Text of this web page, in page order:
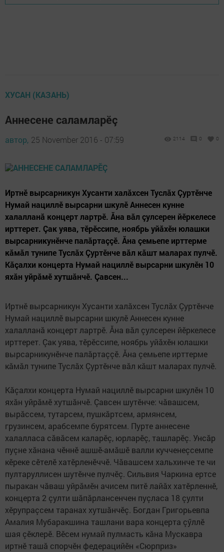
ХУСАН (КАЗАНЬ)
Аннесене саламларӗç
автор, 25 November 2016 - 07:59 2114 0 0
Иртнӗ вырсарникун Хусанти халăхсен Туслăх Çуртӗнче
Нумай нациллӗ вырсарни шкулӗ Аннесен кунне
халалланă концерт лартрӗ. Ăна вăл çулсерен йӗркелесе
ирттерет. Çак уява, тӗрӗссипе, ноябрь уйăхӗн юлашки
вырсарникунӗнче палăртаççӗ. Ăна çемьепе ирттерме
кăмăл тунипе Туслăх Çуртӗнче вăл кăшт маларах пулчӗ.
Кăçалхи концерта Нумай нациллӗ вырсарни шкулӗн 10
яхăн уйрăмӗ хутшăнчӗ. Çавсен...
Иртнӗ вырсарникун Хусанти халăхсен Туслăх Çуртӗнче
Нумай нациллӗ вырсарни шкулӗ Аннесен кунне
халалланă концерт лартрӗ. Ăна вăл çулсерен йӗркелесе
ирттерет. Çак уява, тӗрӗссипе, ноябрь уйăхӗн юлашки
вырсарникунӗнче палăртаççӗ. Ăна çемьепе ирттерме
кăмăл тунипе Туслăх Çуртӗнче вăл кăшт маларах пулчӗ.
Кăçалхи концерта Нумай нациллӗ вырсарни шкулӗн 10
яхăн уйрăмӗ хутшăнчӗ. Çавсен шутӗнче: чăвашсем,
вырăссем, тутарсем, пушкăртсем, армянсем,
грузинсем, арабсемпе бурятсем. Пурте аннесене
халалласа сăвăсем каларӗç, юрларӗç, ташларӗç. Унсăр
пуçне хăнана чӗннӗ ашшӗ-амăшӗ валли кучченеçсемпе
кӗреке сӗтелӗ хатӗрленӗччӗ. Чăвашсем хальхинче те чи
пултаруллисен шутӗнче пулчӗç. Сильвия Чаркина ертсе
пыракан чăваш уйрăмӗн ачисем питӗ лайăх хатӗрленнӗ,
концерта 2 çулти шăпăрлансенчен пуçласа 18 çулти
хӗрупраçсем таранах хутшăнчӗç. Богдан Григорьевпа
Амалия Мубаракшина ташлани вара концерта çӳллӗ
шая çӗклерӗ. Вӗсем нумай пулмасть кăна Мускавра
иртнӗ ташă спорчӗн федерацийӗн «Сюрприз»